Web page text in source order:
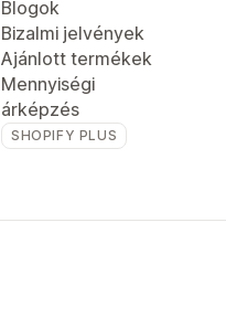
Blogok
Bizalmi jelvények
Ajánlott termékek
Mennyiségi
árképzés
SHOPIFY PLUS